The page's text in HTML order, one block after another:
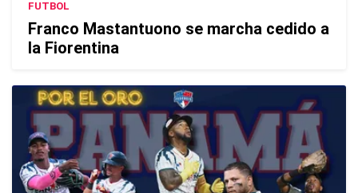
FUTBOL
Franco Mastantuono se marcha cedido a
la Fiorentina